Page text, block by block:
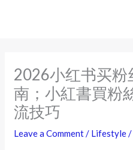
2026小红书买粉
南；小紅書買粉
流技巧
Leave a Comment/ Lifestyle/